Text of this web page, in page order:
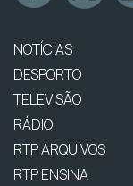
NOTÍCIAS
DESPORTO
TELEVISÃO
RÁDIO
RTP ARQUIVOS
RTP ENSINA